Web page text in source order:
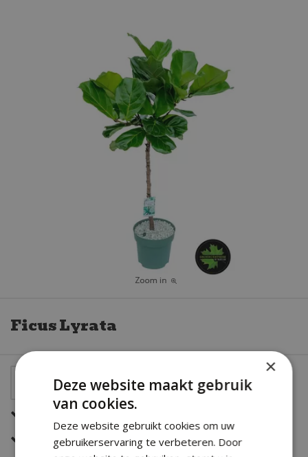
Ficus Lyrata
Een snelle en correcte bezorging
Zeer sterk in al jouw bloemwerk
×
Deze website maakt gebruik
van cookies.
Deze website gebruikt cookies om uw
gebruikerservaring te verbeteren. Door